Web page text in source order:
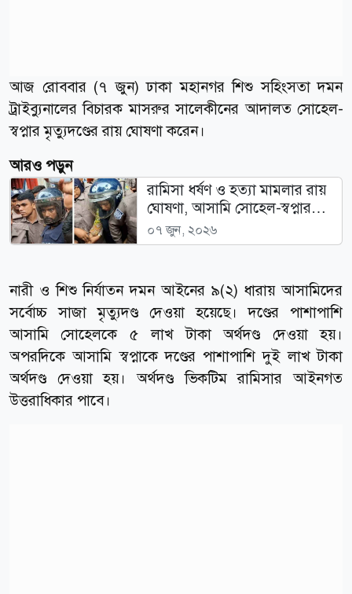
আজ রোববার (৭ জুন) ঢাকা মহানগর শিশু সহিংসতা দমন
ট্রাইব্যুনালের বিচারক মাসরুর সালেকীনের আদালত সোহেল-
স্বপ্নার মৃত্যুদণ্ডের রায় ঘোষণা করেন।
আরও পড়ুন
রামিসা ধর্ষণ ও হত্যা মামলার রায়
ঘোষণা, আসামি সোহেল-স্বপ্নার
মৃত্যুদণ্ড
০৭ জুন, ২০২৬
নারী ও শিশু নির্যাতন দমন আইনের ৯(২) ধারায় আসামিদের
সর্বোচ্চ সাজা মৃত্যুদণ্ড দেওয়া হয়েছে। দণ্ডের পাশাপাশি
আসামি সোহেলকে ৫ লাখ টাকা অর্থদণ্ড দেওয়া হয়।
অপরদিকে আসামি স্বপ্নাকে দণ্ডের পাশাপাশি দুই লাখ টাকা
অর্থদণ্ড দেওয়া হয়। অর্থদণ্ড ভিকটিম রামিসার আইনগত
উত্তরাধিকার পাবে।